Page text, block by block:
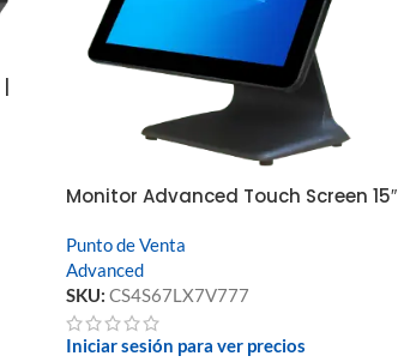
Monitor Advanced Touch Screen 15″
Punto de Venta
Advanced
SKU: CS4S67LX7V777
Iniciar sesión para ver precios